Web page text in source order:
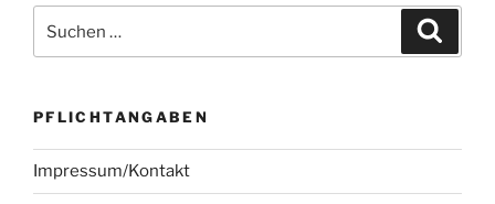
nach:
PFLICHTANGABEN
Impressum/Kontakt